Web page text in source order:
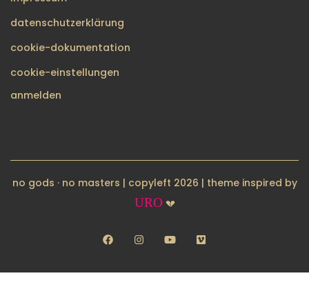
datenschutzerklärung
cookie-dokumentation
cookie-einstellungen
BENUTZERMENÜ
anmelden
no gods · no masters | copyleft 2026 | theme inspired by
URO 💔
facebookinstagramyoutubevimeo